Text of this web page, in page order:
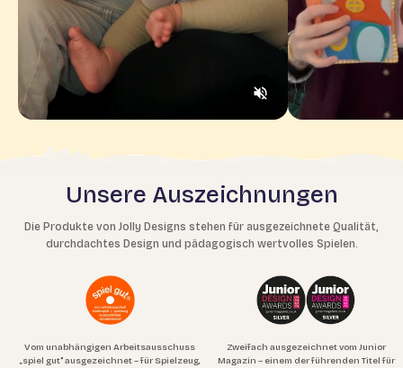
Unsere Auszeichnungen
Die Produkte von Jolly Designs stehen für ausgezeichnete Qualität,
durchdachtes Design und pädagogisch wertvolles Spielen.
Vom unabhängigen Arbeitsausschuss
„spiel gut" ausgezeichnet – für Spielzeug,
Zweifach ausgezeichnet vom Junior
Magazin – einem der führenden Titel für